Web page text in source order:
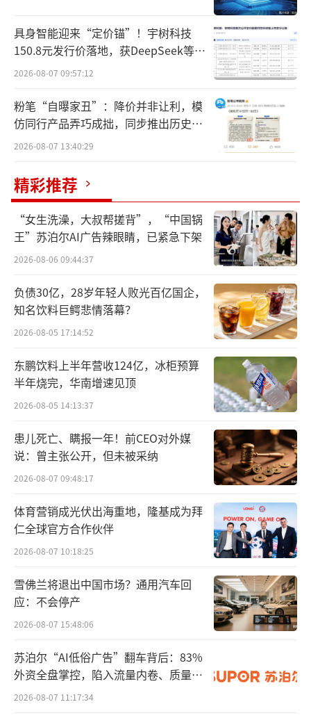
随着十年的培育，市场也逐渐接受这种新
型态。一方面，即时消费已经成为年轻群体的
日常购物习惯，前端需求逐渐稳定；另一方
面，前置仓形态也从早期的自营自建，逐渐走
向平台开放模式，以山姆、永辉等为代表的传
统商超正在“摸着盒马过河”，在全国密集布
局前置仓，甚至部分还入驻第三方平台，以扩
数据显示，永辉超市以现有门店网络为基
础，推动“店仓一体”建设，目前已做到线上
占比20.5%。山姆会员店已布局近500个前置
仓，单仓日均订单约1000单，客单价约230
元。其2023年实现销售800亿元左右，线上销
售占比47%。商务部流通产业促进中心发布的
《即时零售前置仓创新发展报告》亦显示，202
2年、2023年前置仓市场规模年均增速均超5
0%。
为何今年开始，传统商超开始弯道超车大
建前置仓？
从行业角度来看，这是即时零售业务整体
问题催生的增长性需求。例如有零售企业线上
占比已超过50%，但也有大部分区域企业线上
销售不到5%。要满足消费者需求，自营前置仓
即成为一种新解法。
站在企业经营角度，自营前置仓经过多年
得到验证，是实体零售企业与线上平台互相借
力的有效方式。其效果相当于“1+1”大于2 ，
而非线上或线下互相取代。
具身智能迎来“定价锚”！宇树科技
150.8元发行价落地，获DeepSeek等豪
华战配加持
2026-08-07 09:57:12
粉笔“自曝家丑”：降价并非让利，模
仿同行产品弄巧成拙，同步推出历史学
员退费方案
2026-08-07 13:40:29
精彩推荐
“女生洗澡，大叔帮搓背”，“中国锅
王”苏泊尔AI广告辣眼睛，已紧急下架
2026-08-06 09:44:37
负债30亿，28岁年轻人败光百亿国企，
知名饮料巨鳄悲情落幕？
2026-08-05 17:14:52
东鹏饮料上半年营收124亿，冰柜预算
半年烧完，华南增速见顶
2026-08-05 14:13:37
患儿死亡、瞒报一年！前CEO对外媒
说：曾主张公开，但未被采纳
2026-08-07 09:48:17
体育营销成光伏出海重地，隆基成为拜
仁全球官方合作伙伴
2026-08-07 10:18:25
雪佛兰将退出中国市场？通用汽车回
应：不会停产
2026-08-07 15:48:06
苏泊尔“AI低俗广告”翻车背后：83%
外资全盘掌控，陷入流量内卷、质量频
发的负循环
2026-08-07 11:17:34